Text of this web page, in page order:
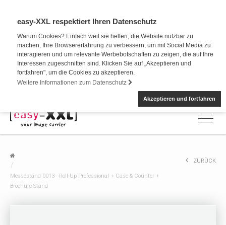
easy-XXL respektiert Ihren Datenschutz
Warum Cookies? Einfach weil sie helfen, die Website nutzbar zu
machen, Ihre Browsererfahrung zu verbessern, um mit Social Media zu
interagieren und um relevante Werbebotschaften zu zeigen, die auf Ihre
Interessen zugeschnitten sind. Klicken Sie auf „Akzeptieren und
fortfahren", um die Cookies zu akzeptieren.
Weitere Informationen zum Datenschutz
Akzeptieren und fortfahren
Messestand 0013 - Roll-Up Professional + Case & Counter +
Brochure Stand
ZURÜCK